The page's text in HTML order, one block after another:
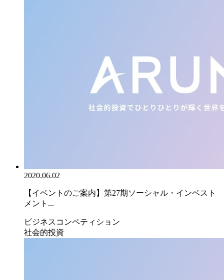
2020.06.02
【イベントのご案内】第27期ソーシャル・インベスト
メント...
ビジネスコンペティション
社会的投資